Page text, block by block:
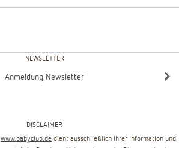
NEWSLETTER
Anmeldung Newsletter
DISCLAIMER
www.babyclub.de dient ausschließlich Ihrer Information und